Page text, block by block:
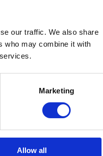
our traffic. We also share
who may combine it with
Marketing
Allow all